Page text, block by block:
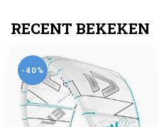
RECENT BEKEKEN
-40%